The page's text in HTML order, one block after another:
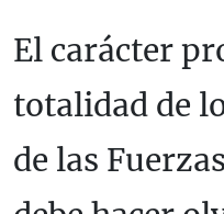
El carácter
totalidad de
de las